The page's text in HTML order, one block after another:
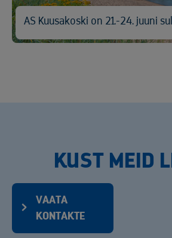
AS Kuusakoski on 21.-24. juuni
KUST MEID
VAATA
KONTAKTE